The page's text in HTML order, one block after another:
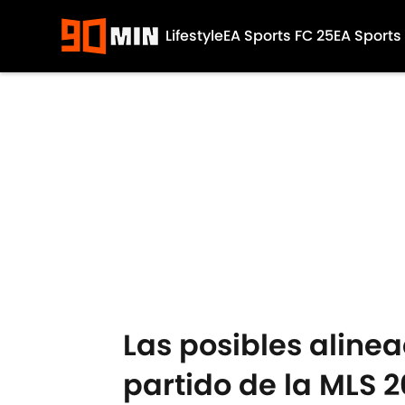
LifestyleEA Sports FC 25EA Sports
Las posibles
partido de la MLS